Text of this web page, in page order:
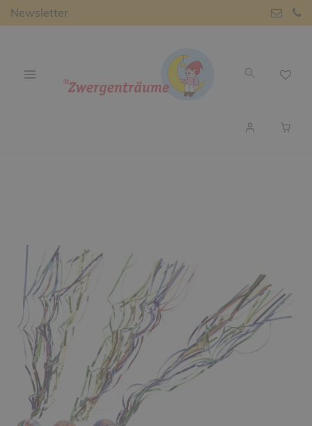
Newsletter